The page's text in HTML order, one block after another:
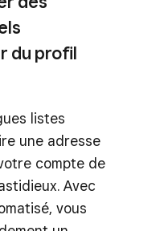
du profil
listes
une adresse
compte de
Avec
vous